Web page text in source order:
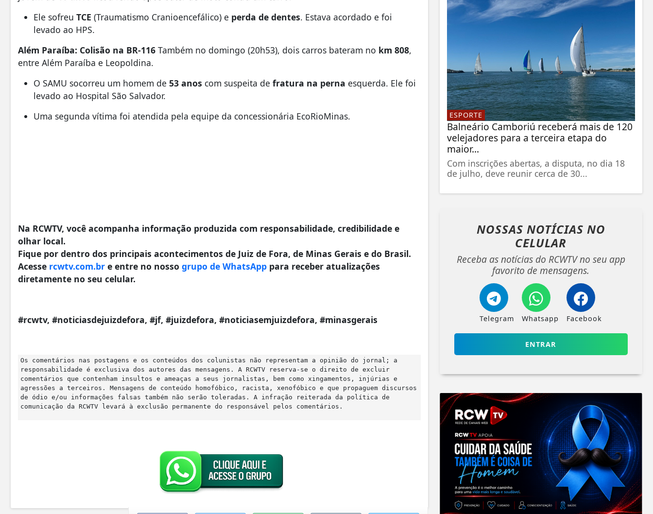
Ele sofreu TCE (Traumatismo Cranioencefálico) e perda de dentes. Estava acordado e foi
levado ao HPS.
Além Paraíba: Colisão na BR-116 Também no domingo (20h53), dois carros bateram no km 808,
entre Além Paraíba e Leopoldina.
O SAMU socorreu um homem de 53 anos com suspeita de fratura na perna esquerda. Ele foi
levado ao Hospital São Salvador.
Uma segunda vítima foi atendida pela equipe da concessionária EcoRioMinas.
Na RCWTV, você acompanha informação produzida com responsabilidade, credibilidade e
olhar local.
Fique por dentro dos principais acontecimentos de Juiz de Fora, de Minas Gerais e do Brasil.
Acesse rcwtv.com.br e entre no nosso grupo de WhatsApp para receber atualizações
diretamente no seu celular.
#rcwtv, #noticiasdejuizdefora, #jf, #juizdefora, #noticiasemjuizdefora, #minasgerais
Os comentários nas postagens e os conteúdos dos colunistas não representam a opinião do jornal; a
responsabilidade é exclusiva dos autores das mensagens. A RCWTV reserva-se o direito de excluir
comentários que contenham insultos e ameaças a seus jornalistas, bem como xingamentos, injúrias e
agressões a terceiros. Mensagens de conteúdo homofóbico, racista, xenofóbico e que propaguem discursos
de ódio e/ou informações falsas também não serão toleradas. A infração reiterada da política de
comunicação da RCWTV levará à exclusão permanente do responsável pelos comentários.
ESPORTE
Balneário Camboriú receberá mais de 120
velejadores para a terceira etapa do
maior...
Com inscrições abertas, a disputa, no dia 18
de julho, deve reunir cerca de 30...
NOSSAS NOTÍCIAS NO
CELULAR
Receba as notícias do RCWTV no seu app
favorito de mensagens.
Telegram Whatsapp Facebook
ENTRAR